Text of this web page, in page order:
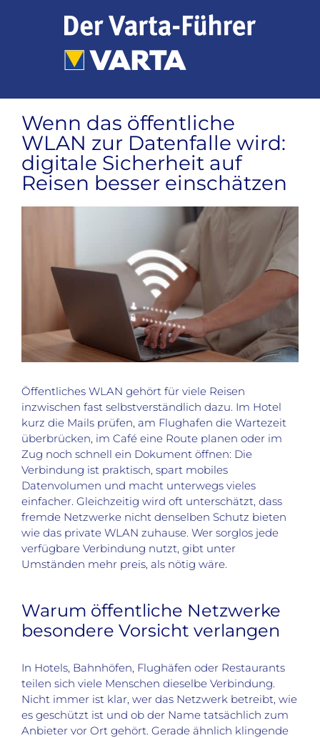
Wenn das öffentliche
WLAN zur Datenfalle wird:
digitale Sicherheit auf
Reisen besser einschätzen
Öffentliches WLAN gehört für viele Reisen
inzwischen fast selbstverständlich dazu. Im Hotel
kurz die Mails prüfen, am Flughafen die Wartezeit
überbrücken, im Café eine Route planen oder im
Zug noch schnell ein Dokument öffnen: Die
Verbindung ist praktisch, spart mobiles
Datenvolumen und macht unterwegs vieles
einfacher. Gleichzeitig wird oft unterschätzt, dass
fremde Netzwerke nicht denselben Schutz bieten
wie das private WLAN zuhause. Wer sorglos jede
verfügbare Verbindung nutzt, gibt unter
Umständen mehr preis, als nötig wäre.
Warum öffentliche Netzwerke
besondere Vorsicht verlangen
In Hotels, Bahnhöfen, Flughäfen oder Restaurants
teilen sich viele Menschen dieselbe Verbindung.
Nicht immer ist klar, wer das Netzwerk betreibt, wie
es geschützt ist und ob der Name tatsächlich zum
Anbieter vor Ort gehört. Gerade ähnlich klingende